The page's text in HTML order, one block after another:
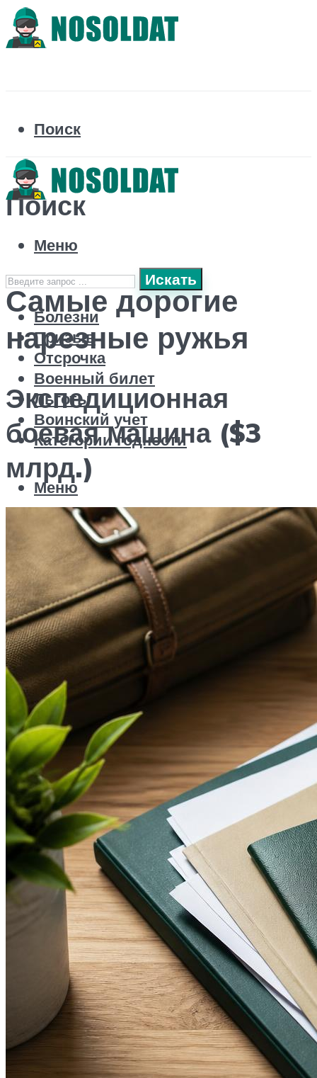
Поиск
Поиск
Искать
Болезни
Призыв
Отсрочка
Военный билет
Льготы
Воинский учет
Категории годности
Меню
Меню
Самые дорогие
нарезные ружья
Экспедиционная
боевая машина ($3
млрд.)